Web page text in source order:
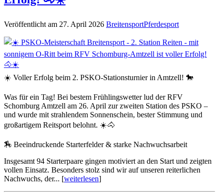
Veröffentlicht am 27. April 2026 BreitensportPferdesport
☀️ Voller Erfolg beim 2. PSKO‑Stationsturnier in Amtzell! 🐎
Was für ein Tag! Bei bestem Frühlingswetter lud der RFV
Schomburg Amtzell am 26. April zur zweiten Station des PSKO –
und wurde mit strahlendem Sonnenschein, bester Stimmung und
großartigem Reitsport belohnt. ☀️🐴
🏇 Beeindruckende Starterfelder & starke Nachwuchsarbeit
Insgesamt 94 Starterpaare gingen motiviert an den Start und zeigten
vollen Einsatz. Besonders stolz sind wir auf unseren reiterlichen
Nachwuchs, der... [weiterlesen]